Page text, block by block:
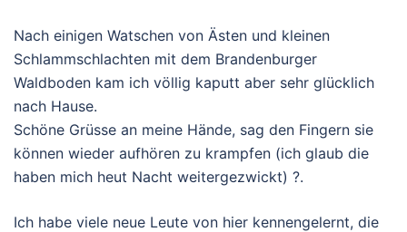
Nach einigen Watschen von Ästen und kleinen
Schlammschlachten mit dem Brandenburger
Waldboden kam ich völlig kaputt aber sehr glücklich
nach Hause.
Schöne Grüsse an meine Hände, sag den Fingern sie
können wieder aufhören zu krampfen (ich glaub die
haben mich heut Nacht weitergezwickt) ?.
Ich habe viele neue Leute von hier kennengelernt, die